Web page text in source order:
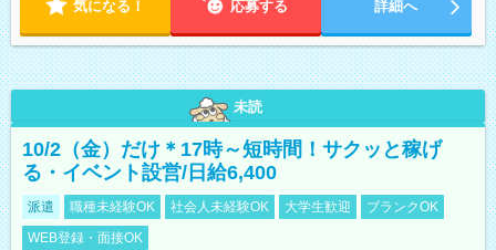
気になる！ 応募する 詳細へ
未読
10/2（金）だけ＊17時～短時間！サクッと稼げ
る・イベント設営/日給6,400
派遣 職種未経験OK 社会人未経験OK 大学生歓迎
ブランクOK
WEB登録・面接OK